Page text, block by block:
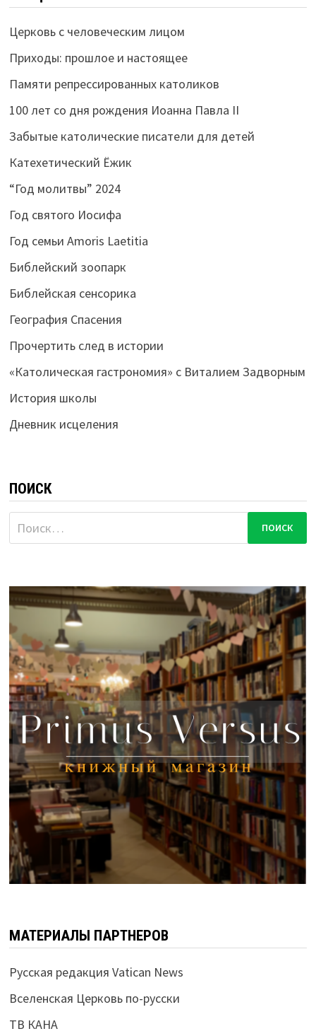
Церковь с человеческим лицом
Приходы: прошлое и настоящее
Памяти репрессированных католиков
100 лет со дня рождения Иоанна Павла II
Забытые католические писатели для детей
Катехетический Ёжик
“Год молитвы” 2024
Год святого Иосифа
Год семьи Amoris Laetitia
Библейский зоопарк
Библейская сенсорика
География Спасения
Прочертить след в истории
«Католическая гастрономия» с Виталием Задворным
История школы
Дневник исцеления
ПОИСК
Найти:
МАТЕРИАЛЫ ПАРТНЕРОВ
Русская редакция Vatican News
Вселенская Церковь по-русски
ТВ КАНА